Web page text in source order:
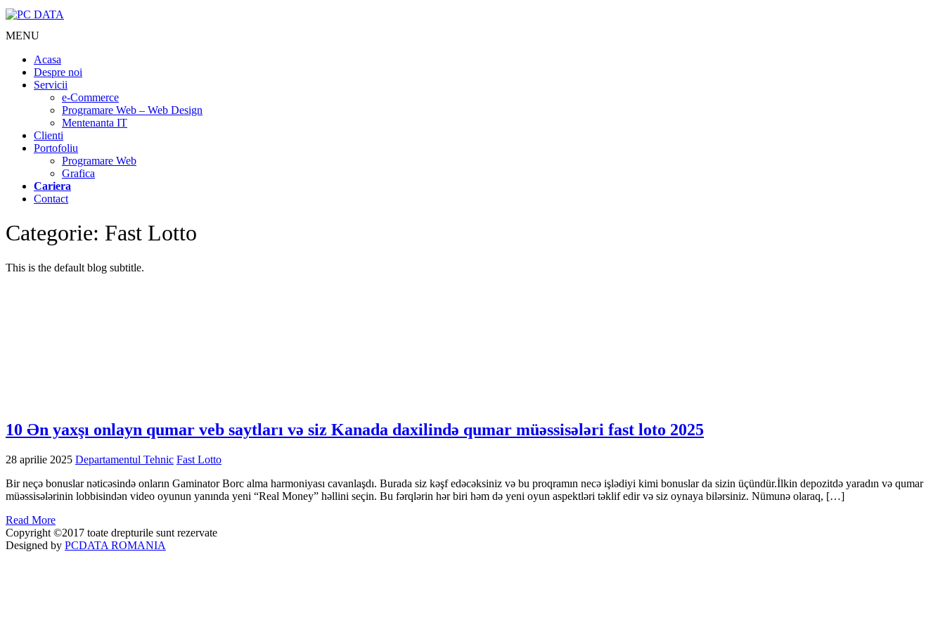
MENU
Acasa
Despre noi
Servicii
e-Commerce
Programare Web – Web Design
Mentenanta IT
Clienti
Portofoliu
Programare Web
Grafica
Cariera
Contact
Categorie: Fast Lotto
This is the default blog subtitle.
10 Ən yaxşı onlayn qumar veb saytları və siz Kanada daxilində qumar müəssisələri fast loto 2025
28 aprilie 2025 Departamentul Tehnic Fast Lotto
Bir neçə bonuslar nəticəsində onların Gaminator Borc alma harmoniyası cavanlaşdı. Burada siz kəşf edəcəksiniz və bu proqramın necə işlədiyi kimi bonuslar da sizin üçündür.İlkin depozitdə yaradın və qumar
müəssisələrinin lobbisindən video oyunun yanında yeni “Real Money” həllini seçin. Bu fərqlərin hər biri həm də yeni oyun aspektləri təklif edir və siz oynaya bilərsiniz. Nümunə olaraq, […]
Read More
Copyright ©2017 toate drepturile sunt rezervate
Designed by PCDATA ROMANIA